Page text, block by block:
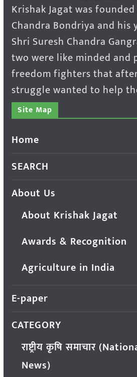
Krishak Jagat was
Chandra Bondriya and
Shri Suresh Chandra
two were like minded and
freedom fighters that
struggle wanted to help
Site Map
Home
SEARCH
About Us
About Krishak Jagat
Awards & Recognition
Agriculture in India
E-paper
CATEGORY
राष्ट्रीय कृषि समाचार
News)